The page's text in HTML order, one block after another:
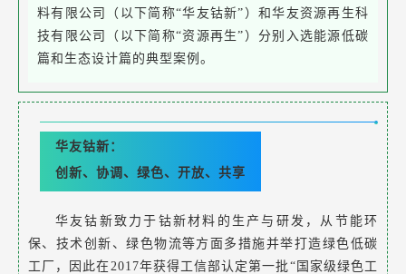
料有限公司（以下简称“华友钴新”）和华友资源再生科
技有限公司（以下简称“资源再生”）分别入选能源低碳
篇和生态设计篇的典型案例。
华友钴新：
创新、协调、绿色、开放、共享
华友钴新致力于钴新材料的生产与研发，从节能环
保、技术创新、绿色物流等方面多措施并举打造绿色低碳
工厂，因此在2017年获得工信部认定第一批“国家级绿色工